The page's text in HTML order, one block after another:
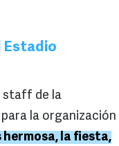
Estadio
staff de la
la organización
hermosa, la fiesta,